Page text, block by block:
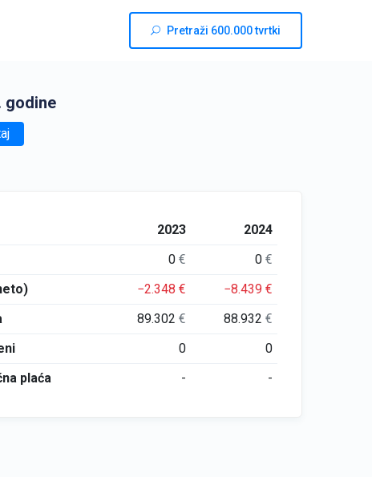
Pretraži 600.000 tvrtki
godine
2023
2024
0€ 0€
−2.348€ −8.439€
89.302€ 88.932€
0
0
plaća
- -